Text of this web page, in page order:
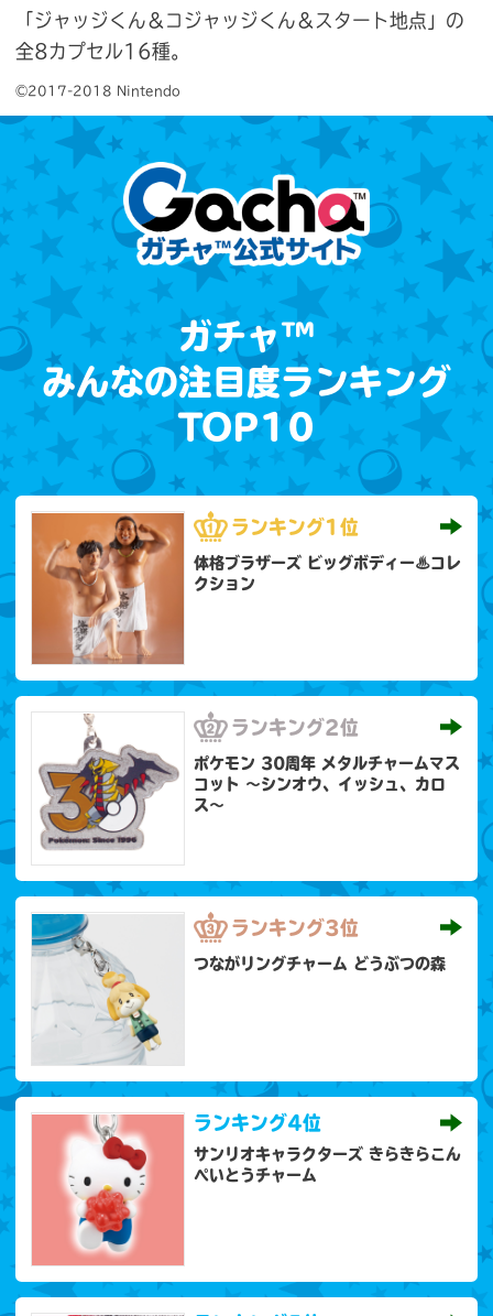
「ジャッジくん＆コジャッジくん＆スタート地点」の
全8カプセル16種。
©2017-2018 Nintendo
ガチャ™
みんなの注目度ランキング
TOP10
ランキング1位
体格ブラザーズ ビッグボディー♨コレ
クション
ランキング2位
ポケモン 30周年 メタルチャームマス
コット 〜シンオウ、イッシュ、カロ
ス〜
ランキング3位
つながリングチャーム どうぶつの森
ランキング4位
サンリオキャラクターズ きらきらこん
ぺいとうチャーム